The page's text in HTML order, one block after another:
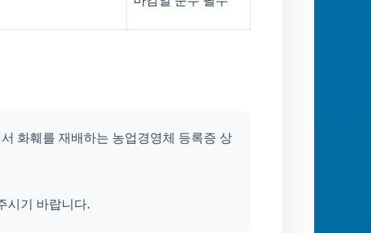
화훼를 재배하는 농업경영체 등록증 상
시기 바랍니다.